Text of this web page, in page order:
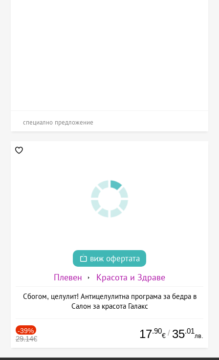
специално предложение
виж офертата
Плевен Красота и Здраве
Сбогом, целулит! Антицелулитна програма за бедра в
Салон за красота Галакс
-39%
29.14€ 17.90
€ / 35.01
лв.